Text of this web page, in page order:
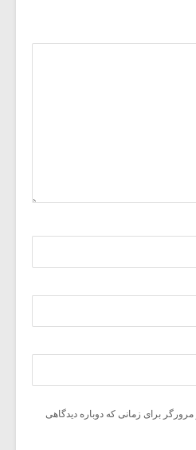
برای زمانی که دوباره دیدگاهی